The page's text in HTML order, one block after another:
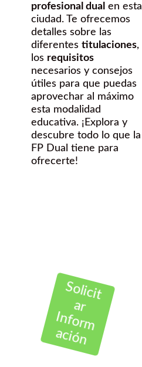
profesional dual en esta
ciudad. Te ofrecemos
detalles sobre las
diferentes titulaciones,
los requisitos
necesarios y consejos
útiles para que puedas
aprovechar al máximo
esta modalidad
educativa. ¡Explora y
descubre todo lo que la
FP Dual tiene para
ofrecerte!
Solicit
ar
Inform
ación